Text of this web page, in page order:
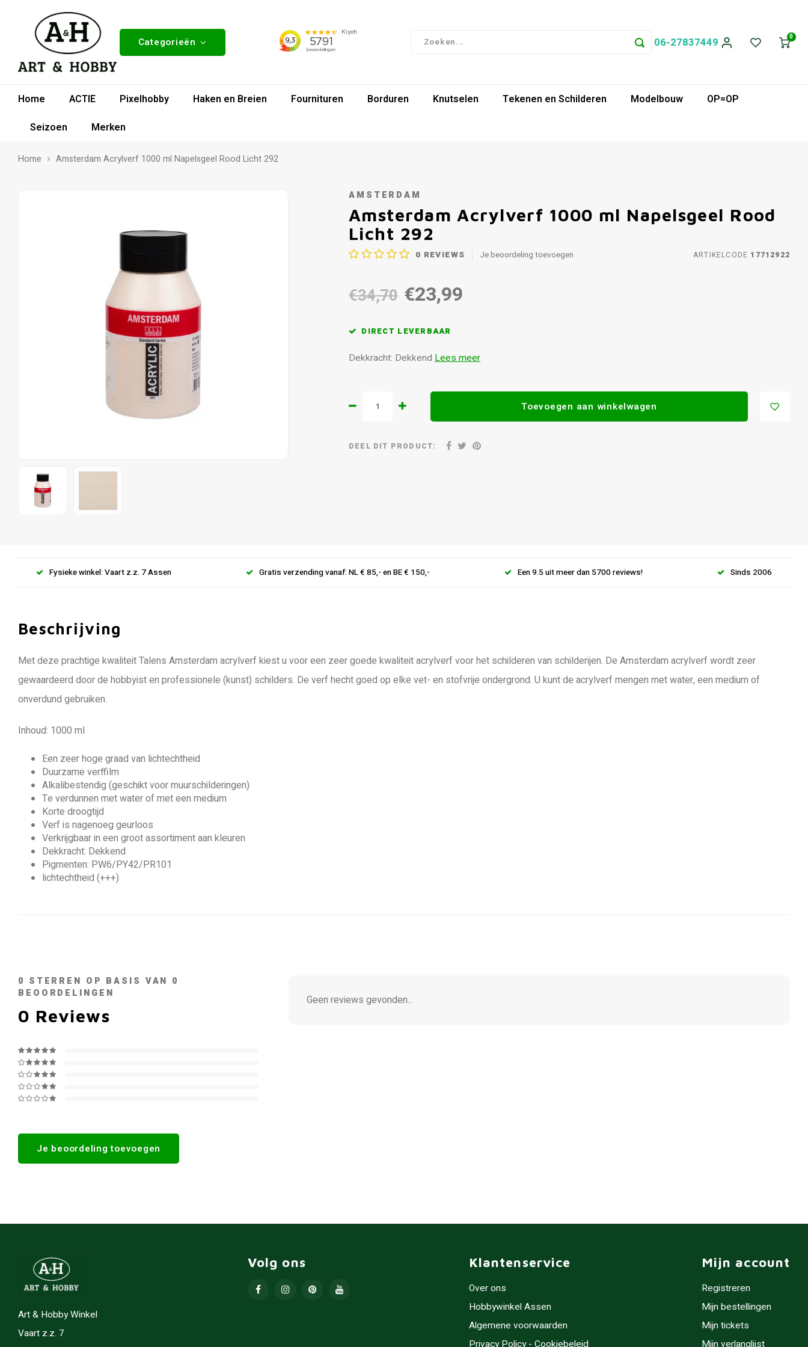
Categorieën 06-27837449 0
Home ACTIE Pixelhobby Haken en Breien Fournituren Borduren Knutselen Tekenen en Schilderen Modelbouw
OP=OP
Seizoen
Merken
Home Amsterdam Acrylverf 1000 ml Napelsgeel Rood Licht 292
AMSTERDAM
Amsterdam Acrylverf 1000 ml Napelsgeel Rood
Licht 292
0 REVIEWS Je beoordeling toevoegen ARTIKELCODE 17712922
€34,70 €23,99
DIRECT LEVERBAAR
Dekkracht: Dekkend Lees meer
Toevoegen aan winkelwagen
DEEL DIT PRODUCT:
Fysieke winkel: Vaart z.z. 7 Assen Gratis verzending vanaf: NL € 85,- en BE € 150,- Een 9.5 uit meer dan 5700 reviews! Sinds 2006
Beschrijving
Met deze prachtige kwaliteit Talens Amsterdam acrylverf kiest u voor een zeer goede kwaliteit acrylverf voor het schilderen van schilderijen. De Amsterdam acrylverf wordt zeer
gewaardeerd door de hobbyist en professionele (kunst) schilders. De verf hecht goed op elke vet- en stofvrije ondergrond. U kunt de acrylverf mengen met water, een medium of
onverdund gebruiken.
Inhoud: 1000 ml
Een zeer hoge graad van lichtechtheid
Duurzame verffilm
Alkalibestendig (geschikt voor muurschilderingen)
Te verdunnen met water of met een medium
Korte droogtijd
Verf is nagenoeg geurloos
Verkrijgbaar in een groot assortiment aan kleuren
Dekkracht: Dekkend
Pigmenten: PW6/PY42/PR101
lichtechtheid (+++)
0 STERREN OP BASIS VAN 0
BEOORDELINGEN
0 Reviews
Je beoordeling toevoegen
Geen reviews gevonden...
Art & Hobby Winkel
Vaart z.z. 7
Volg ons Klantenservice
Over ons
Hobbywinkel Assen
Algemene voorwaarden
Mijn account
Registreren
Mijn bestellingen
Mijn tickets